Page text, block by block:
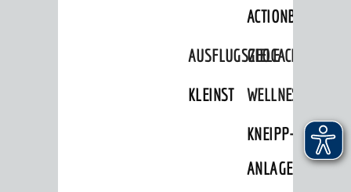
ACTIONBOUND
AUSFLUGSZIELE
KLEINSTADTPERLEN
GEOCACHING
WELLNESS
KNEIPP-
ANLAGE